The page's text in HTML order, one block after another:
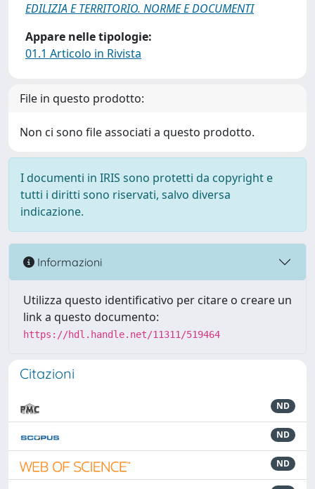
EDILIZIA E TERRITORIO. NORME E DOCUMENTI
Appare nelle tipologie:
01.1 Articolo in Rivista
File in questo prodotto:
Non ci sono file associati a questo prodotto.
I documenti in IRIS sono protetti da copyright e
tutti i diritti sono riservati, salvo diversa
indicazione.
Informazioni
Utilizza questo identificativo per citare o creare un
link a questo documento:
https://hdl.handle.net/11311/519464
Citazioni
ND
ND
ND